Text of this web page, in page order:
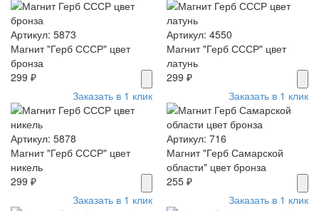
Артикул: 5873
Магнит "Герб СССР" цвет
бронза
299 ₽
Заказать в 1 клик
Артикул: 4550
Магнит "Герб СССР" цвет
латунь
299 ₽
Заказать в 1 клик
Артикул: 5878
Магнит "Герб СССР" цвет
никель
299 ₽
Заказать в 1 клик
Артикул: 716
Магнит "Герб Самарской
области" цвет бронза
255 ₽
Заказать в 1 клик